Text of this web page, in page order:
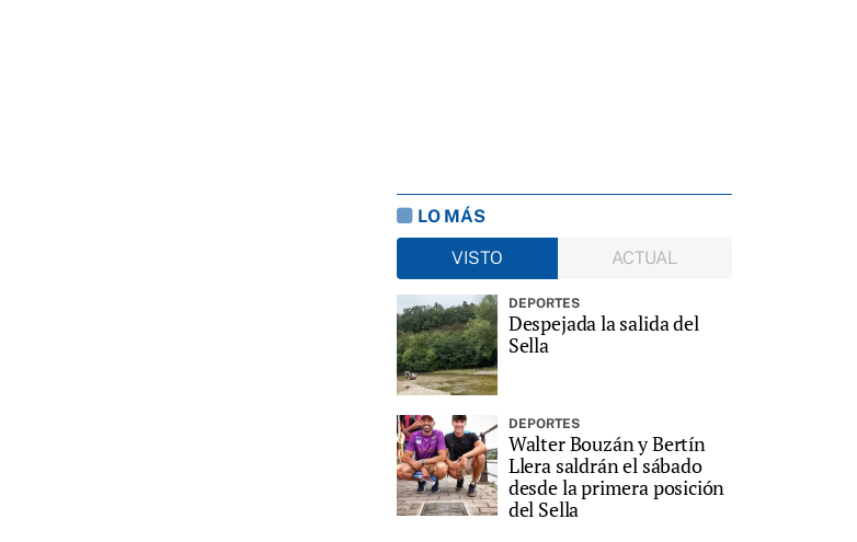
LO MÁS
VISTO
ACTUAL
DEPORTES
Despejada la salida del
Sella
DEPORTES
Walter Bouzán y Bertín
Llera saldrán el sábado
desde la primera posición
del Sella